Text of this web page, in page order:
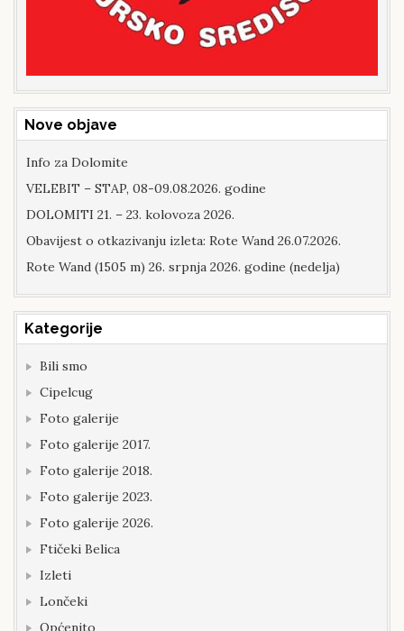
Nove objave
Info za Dolomite
VELEBIT – STAP, 08-09.08.2026. godine
DOLOMITI 21. – 23. kolovoza 2026.
Obavijest o otkazivanju izleta: Rote Wand 26.07.2026.
Rote Wand (1505 m) 26. srpnja 2026. godine (nedelja)
Kategorije
Bili smo
Cipelcug
Foto galerije
Foto galerije 2017.
Foto galerije 2018.
Foto galerije 2023.
Foto galerije 2026.
Ftičeki Belica
Izleti
Lončeki
Općenito